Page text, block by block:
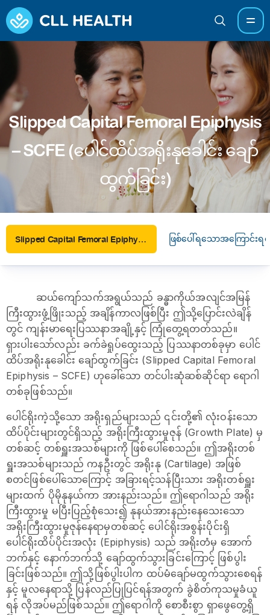
Slipped Capital Femoral Epiphysis
– SCFE (ပေါင်ထိပ်အရိုးနုခေါင်း ချော်
ထွက်ခြင်း)
Slipped Capital Femoral Epiphysis – SCFE (ပေါင်ထိပ်အရိုးနုခေါင်း ချော်ထွက်ခြင်း) ဖြစ်ပေါ်ရသောအကြောင်းရင်း
ဆယ်ကျော်သက်အရွယ်သည် ခန္ဓာကိုယ်အလျင်အမြန်
ကြီးထွားဖွံ့ဖြိုးသည့် အချိန်ကာလဖြစ်ပြီး ဤသို့ပြောင်းလဲချိန်
တွင် ကျန်းမာရေးပြဿနာအချို့နှင့် ကြုံတွေ့ရတတ်သည်။
ရှားပါးသော်လည်း ခက်ခဲရှုပ်ထွေးသည့် ပြဿနာတစ်ခုမှာ ပေါင်
ထိပ်အရိုးနုခေါင်း ချော်ထွက်ခြင်း (Slipped Capital Femoral
Epiphysis – SCFE) ဟုခေါ်သော တင်ပါးဆုံဆစ်ဆိုင်ရာ ရောဂါ
တစ်ခုဖြစ်သည်။
ပေါင်ရိုးကဲ့သို့သော အရိုးရှည်များသည် ၎င်းတို့၏ လုံးဝန်းသော
ထိပ်ပိုင်းများတွင်ရှိသည့် အရိုးကြီးထွားမှုဇုန် (Growth Plate) မှ
တစ်ဆင့် တစ်ရှူးအသစ်များကို ဖြစ်ပေါ်စေသည်။ ဤအရိုးတစ်
ရှူးအသစ်များသည် ကနဦးတွင် အရိုးနု (Cartilage) အဖြစ်
စတင်ဖြစ်ပေါ်သောကြောင့် အခြားရင့်သန်ပြီးသား အရိုးတစ်ရှူး
များထက် ပိုမိုနုနယ်ကာ အားနည်းသည်။ ဤရောဂါသည် အရိုး
ကြီးထွားမှု မပြီးပြည့်စုံသေး၍ နုနယ်အားနည်းနေသေးသော
အရိုးကြီးထွားမှုဇုန်နေရာမှတစ်ဆင့် ပေါင်ရိုးအစွန်းပိုင်းရှိ
ပေါင်ရိုးထိပ်ပိုင်းအလုံး (Epiphysis) သည် အရိုးတံမှ အောက်
ဘက်နှင့် နောက်ဘက်သို့ ချော်ထွက်သွားခြင်းကြောင့် ဖြစ်ပွါး
ခြင်းဖြစ်သည်။ ဤသို့ဖြစ်ပွါးပါက ထပ်မံချော်မထွက်သွားစေရန်
နှင့် မူလနေရာသို့ ပြန်လည်ပြုပြင်ရန်အတွက် ခွဲစိတ်ကုသမှုခံယူ
ရန် လိုအပ်မည်ဖြစ်သည်။ ဤရောဂါကို စောစီးစွာ ရှာဖွေတွေ့ရှိ